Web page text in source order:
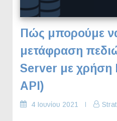
Πώς μπορούμε
μετάφραση
Server με χρήση
API)
4 Ιουνίου 2021